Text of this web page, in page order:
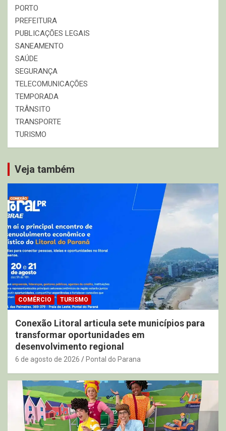
PORTO
PREFEITURA
PUBLICAÇÕES LEGAIS
SANEAMENTO
SAÚDE
SEGURANÇA
TELECOMUNICAÇÕES
TEMPORADA
TRÂNSITO
TRANSPORTE
TURISMO
Veja também
COMÉRCIO TURISMO
Conexão Litoral articula sete municípios para
transformar oportunidades em
desenvolvimento regional
6 de agosto de 2026 Pontal do Parana